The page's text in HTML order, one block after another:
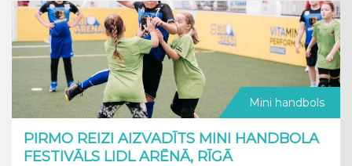
Mini handbols
PIRMO REIZI AIZVADĪTS MINI HANDBOLA
FESTIVĀLS LIDL ARĒNĀ, RĪGĀ